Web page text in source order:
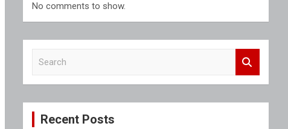
No comments to show.
c
Recent Posts